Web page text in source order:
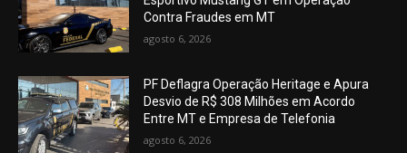
Contra Fraudes em MT
agosto 6, 2026
PF Deflagra Operação Heritage e Apura
Desvio de R$ 308 Milhões em Acordo
Entre MT e Empresa de Telefonia
agosto 6, 2026